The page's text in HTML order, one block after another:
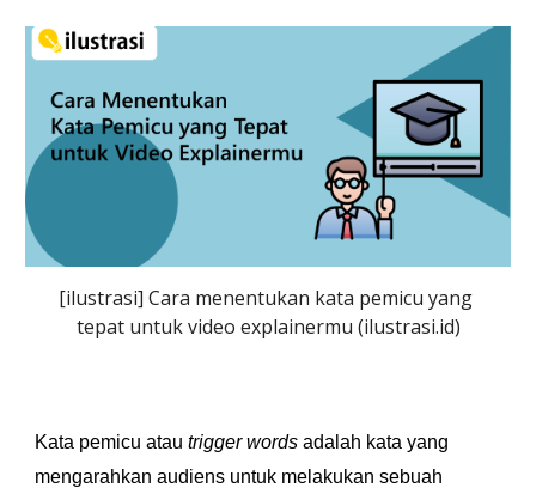
[ilustrasi] Cara menentukan kata pemicu yang
tepat untuk video explainermu (ilustrasi.id)
Kata pemicu atau trigger words adalah kata yang
mengarahkan audiens untuk melakukan sebuah